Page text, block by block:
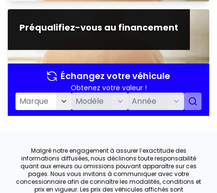
Préqualifiez-vous au financement
Échangez votre véhicule
Obtenez votre valeur !
Malgré notre engagement à assurer l’exactitude des
informations diffusées, nous déclinons toute responsabilité
quant aux erreurs ou omissions pouvant apparaître sur ces
pages. Nous vous invitons à communiquer avec votre
concessionnaire afin de connaître les modalités, conditions et
prix en vigueur. Les prix des véhicules affichés sont